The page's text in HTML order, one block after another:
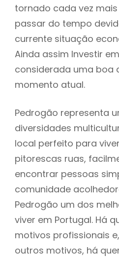
tornado cada vez
passar do tempo
currente situação
Ainda assim Investir
considerada uma boa
momento atual.
Pedrogão representa
diversidades
local perfeito para
pitorescas ruas,
encontrar pessoas
comunidade
Pedrogão um dos
viver em Portugal. Há
motivos profissionais
outros motivos, há